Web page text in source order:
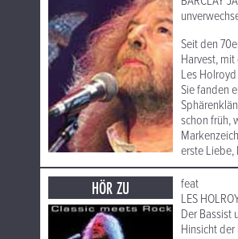
Seit den
Harvest,
Les Holroyd
Sie fanden
schon früh,
erste
HÖR ZU
feat
LES
Der Bassist
Hinsicht